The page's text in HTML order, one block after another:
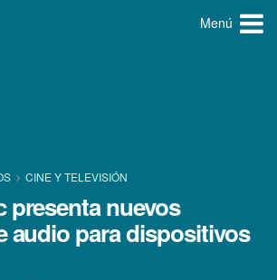
Menú
CINE Y TELEVISIÓN
presenta nuevos
audio para dispositivos